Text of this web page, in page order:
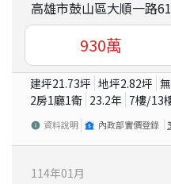
高雄市鼓山區大順一路
930萬
建坪21.73坪 地坪2.82坪
2房1廳1衛 23.2年 7樓/13
資料說明 內政部實價登錄
114年01 月